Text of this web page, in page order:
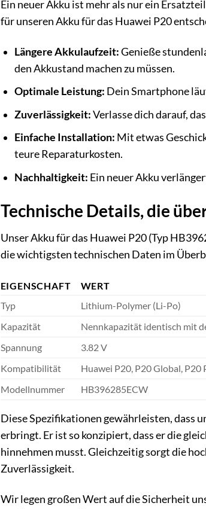
Ein neuer Akku ist mehr als nur ein
für unseren Akku für das Huawei P20
Längere Akkulaufzeit:Genieße
den Akkustand machen zu müssen.
Optimale Leistung: Dein Smartphone
Zuverlässigkeit:Verlasse dich darauf,
Einfache Installation: Mit etwas
teure Reparaturkosten.
Nachhaltigkeit: Ein neuer Akku
Technische Details, die
Unser Akku für das Huawei P20 (Typ
die wichtigsten technischen Daten im
EIGENSCHAFT
WERT
Typ
Lithium-Polymer (Li-Po)
Kapazität
Nennkapazität identisch mit
Spannung
3.82 V
Kompatibilität
Huawei P20, P20 Global, P20
Modellnummer
HB396285ECW
Diese Spezifikationen gewährleisten, dass
erbringt. Er ist so konzipiert, dass er die
hinnehmen musst. Gleichzeitig sorgt die
Zuverlässigkeit.
Wir legen großen Wert auf die Sicherheit